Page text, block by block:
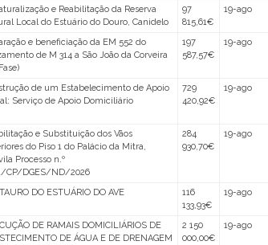
e Reabilitação da Reserva
Local do Estuário do Douro, Canidelo
97
815,61€
19-ago
e beneficiação da EM 552 do
de M 314 a São João da Corveira
197
587,57€
19-ago
de um Estabelecimento de Apoio
Serviço de Apoio Domiciliário
729
420,92€
19-ago
e Substituição dos Vãos
do Piso 1 do Palácio da Mitra,
Processo n.º
CP/DGES/ND/2026
284
930,70€
19-ago
DO ESTUÁRIO DO AVE
116
133,93€
19-ago
DE RAMAIS DOMICILIÁRIOS DE
DE ÁGUA E DE DRENAGEM
2 150
000,00€
19-ago